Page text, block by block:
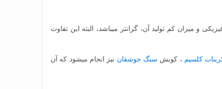
سنگ‎های استخراج شده از منطقه جوشقان به خاطر دلایلی چون: متفاوت بودن آن نسبت به دیگر سنگ‎های معمول، داشتن ویژگی‎های خاص فیزیکی و میزان کم تولید آن، گران‎تر می‎باشد، البته این تفاوت
کلسیم ، کوبش سنگ جوشقان نیز انجام می‎شود که آن